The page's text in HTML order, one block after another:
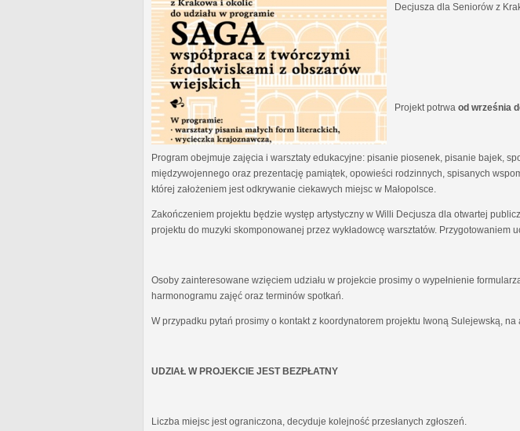
Decjusza dla Seniorów z
Projekt potrwa od września
Program obejmuje zajęcia i warsztaty edukacyjne: pisanie piosenek, pisanie bajek,
międzywojennego oraz prezentację pamiątek, opowieści rodzinnych, spisanych
której założeniem jest odkrywanie ciekawych miejsc w Małopolsce.
Zakończeniem projektu będzie występ artystyczny w Willi Decjusza dla otwartej
projektu do muzyki skomponowanej przez wykładowcę warsztatów. Przygotowaniem
Osoby zainteresowane wzięciem udziału w projekcie prosimy o wypełnienie
harmonogramu zajęć oraz terminów spotkań.
W przypadku pytań prosimy o kontakt z koordynatorem projektu Iwoną Sulejewską, na
UDZIAŁ W PROJEKCIE JEST BEZPŁATNY
Liczba miejsc jest ograniczona, decyduje kolejność przesłanych zgłoszeń.